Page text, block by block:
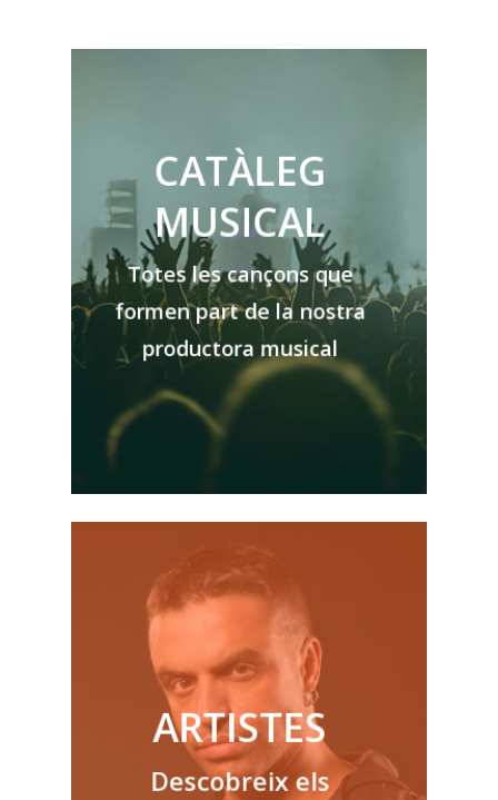
CATÀLEG
MUSICAL
Totes les cançons que
formen part de la nostra
productora musical
ARTISTES
Descobreix els